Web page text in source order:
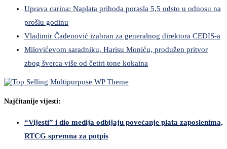
Uprava carina: Naplata prihoda porasla 5,5 odsto u odnosu na
prošlu godinu
Vladimir Čađenović izabran za generalnog direktora CEDIS-a
Milovićevom saradniku, Harisu Moniću, produžen pritvor
zbog šverca više od četiri tone kokaina
Najčitanije vijesti:
“Vijesti” i dio medija odbijaju povećanje plata zaposlenima,
RTCG spremna za potpis